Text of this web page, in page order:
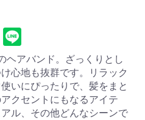
ヘアバンド。ざっくりとし
心地も抜群です。リラック
いにぴったりで、髪をまと
クセントにもなるアイテ
ル、その他どんなシーンで